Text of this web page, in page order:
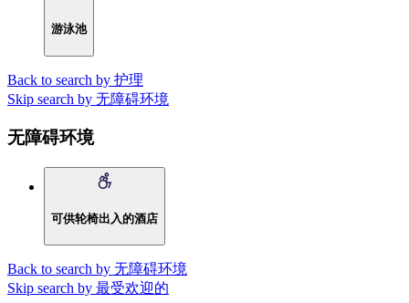
游泳池
Back to search by 护理
Skip search by 无障碍环境
无障碍环境
可供轮椅出入的酒店
Back to search by 无障碍环境
Skip search by 最受欢迎的